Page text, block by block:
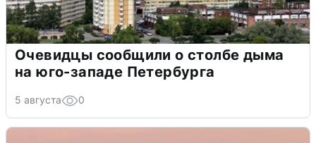
Очевидцы сообщили о столбе дыма
на юго-западе Петербурга
5 августа 0